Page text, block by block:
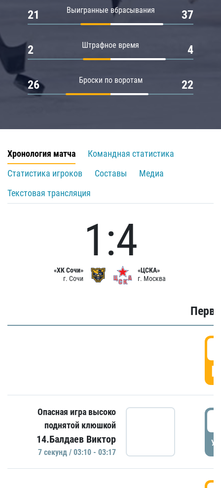
Выигранные вбрасывания
21 37
Штрафное время
2 4
Броски по воротам
26 22
Хронология матча
Командная статистика
Статистика игроков
Составы
Медиа
Текстовая трансляция
«ХК Сочи»
г. Сочи
1:4
«ЦСКА»
г. Москва
Опасная игра высоко
поднятой клюшкой
14.Балдаев Виктор
7 секунд / 03:10 - 03:17